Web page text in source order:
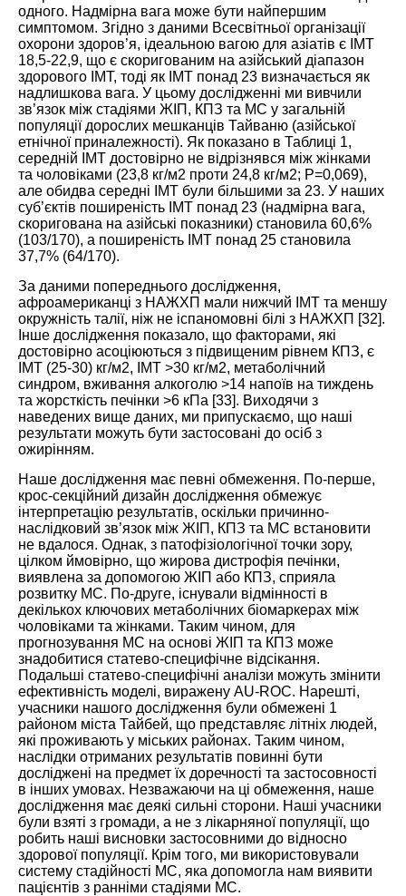
одного. Надмірна вага може бути найпершим
симптомом. Згідно з даними Всесвітньої організації
охорони здоров’я, ідеальною вагою для азіатів є ІМТ
18,5-22,9, що є скоригованим на азійський діапазон
здорового ІМТ, тоді як ІМТ понад 23 визначається як
надлишкова вага. У цьому дослідженні ми вивчили
зв’язок між стадіями ЖІП, КПЗ та МС у загальній
популяції дорослих мешканців Тайваню (азійської
етнічної приналежності). Як показано в Таблиці 1,
середній ІМТ достовірно не відрізнявся між жінками
та чоловіками (23,8 кг/м2 проти 24,8 кг/м2; P=0,069),
але обидва середні ІМТ були більшими за 23. У наших
суб’єктів поширеність ІМТ понад 23 (надмірна вага,
скоригована на азійські показники) становила 60,6%
(103/170), а поширеність ІМТ понад 25 становила
37,7% (64/170).
За даними попереднього дослідження,
афроамериканці з НАЖХП мали нижчий ІМТ та меншу
окружність талії, ніж не іспаномовні білі з НАЖХП [32].
Інше дослідження показало, що факторами, які
достовірно асоціюються з підвищеним рівнем КПЗ, є
ІМТ (25-30) кг/м2, ІМТ >30 кг/м2, метаболічний
синдром, вживання алкоголю >14 напоїв на тиждень
та жорсткість печінки >6 кПа [33]. Виходячи з
наведених вище даних, ми припускаємо, що наші
результати можуть бути застосовані до осіб з
ожирінням.
Наше дослідження має певні обмеження. По-перше,
крос-секційний дизайн дослідження обмежує
інтерпретацію результатів, оскільки причинно-
наслідковий зв’язок між ЖІП, КПЗ та МС встановити
не вдалося. Однак, з патофізіологічної точки зору,
цілком ймовірно, що жирова дистрофія печінки,
виявлена за допомогою ЖІП або КПЗ, сприяла
розвитку МС. По-друге, існували відмінності в
декількох ключових метаболічних біомаркерах між
чоловіками та жінками. Таким чином, для
прогнозування МС на основі ЖІП та КПЗ може
знадобитися статево-специфічне відсікання.
Подальші статево-специфічні аналізи можуть змінити
ефективність моделі, виражену AU-ROC. Нарешті,
учасники нашого дослідження були обмежені 1
районом міста Тайбей, що представляє літніх людей,
які проживають у міських районах. Таким чином,
наслідки отриманих результатів повинні бути
досліджені на предмет їх доречності та застосовності
в інших умовах. Незважаючи на ці обмеження, наше
дослідження має деякі сильні сторони. Наші учасники
були взяті з громади, а не з лікарняної популяції, що
робить наші висновки застосовними до відносно
здорової популяції. Крім того, ми використовували
систему стадійності МС, яка допомогла нам виявити
пацієнтів з ранніми стадіями МС.